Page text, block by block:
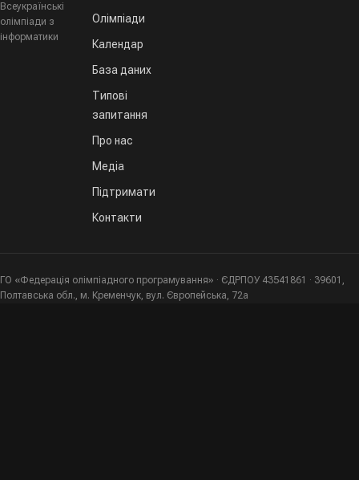
Всеукраїнські
олімпіади з
інформатики
Олімпіади
Календар
База даних
Типові
запитання
Про нас
Медіа
Підтримати
Контакти
ГО «Федерація олімпіадного програмування» · ЄДРПОУ 43541861 · 39601,
Полтавська обл., м. Кременчук, вул. Європейська, 72а